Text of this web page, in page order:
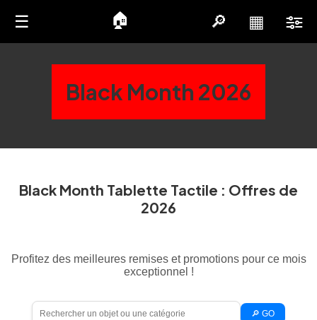
Black Month 2026
Black Month Tablette Tactile : Offres de
2026
Profitez des meilleures remises et promotions pour ce mois
exceptionnel !
🔎 GO
☰ 🏠 🔎 ▦